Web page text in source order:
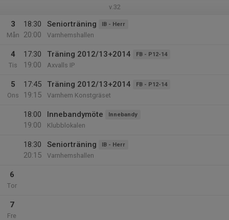
v.32
3
Mån
18:30
20:00
Seniorträning IB - Herr
Varnhemshallen
4
Tis
17:30
19:00
Träning 2012/13+2014 FB - P12-14
Axvalls IP
5
Ons
17:45
19:15
Träning 2012/13+2014 FB - P12-14
Varnhem Konstgräset
18:00
19:00
Innebandymöte Innebandy
Klubblokalen
18:30
20:15
Seniorträning IB - Herr
Varnhemshallen
6
Tor
7
Fre